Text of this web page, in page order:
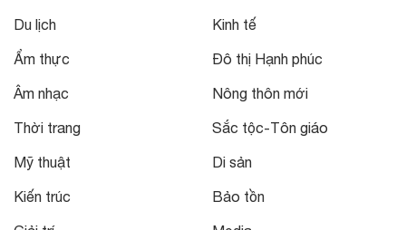
Du lịch
Ẩm thực
Âm nhạc
Thời trang
Mỹ thuật
Kiến trúc
Kinh tế
Đô thị Hạnh phúc
Nông thôn mới
Sắc tộc-Tôn giáo
Di sản
Bảo tồn